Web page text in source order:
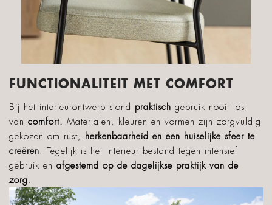
FUNCTIONALITEIT MET COMFORT
Bij het interieurontwerp stond praktisch gebruik nooit los
van comfort. Materialen, kleuren en vormen zijn zorgvuldig
gekozen om rust, herkenbaarheid en een huiselijke sfeer te
creëren. Tegelijk is het interieur bestand tegen intensief
gebruik en afgestemd op de dagelijkse praktijk van de
zorg.